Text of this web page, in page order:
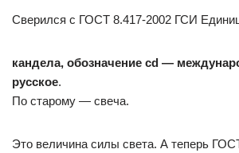
Сверился с ГОСТ 8.417-2002 ГСИ
кандела, обозначение cd —
русское.
По старому — свеча.
Это величина силы света. А теперь